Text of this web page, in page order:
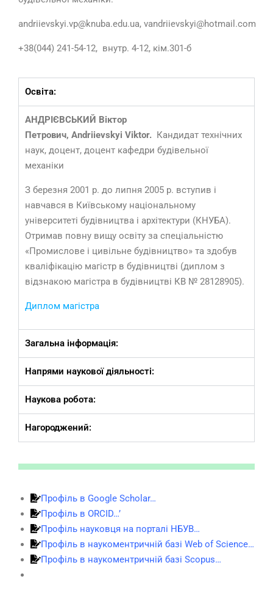
andriievskyi.vp@knuba.edu.ua, vandriievskyi@hotmail.com
+38(044) 241-54-12, внутр. 4-12, кім.301-б
Освіта:
АНДРІЄВСЬКИЙ Віктор
Петрович, Andriievskyi Viktor. Кандидат технічних
наук, доцент, доцент кафедри будівельної
механіки
З березня 2001 р. до липня 2005 р. вступив і
навчався в Київському національному
університеті будівництва і архітектури (КНУБА).
Отримав повну вищу освіту за спеціальністю
«Промислове і цивільне будівництво» та здобув
кваліфікацію магістр в будівництві (диплом з
відзнакою магістра в будівництві КВ № 28128905).
Диплом магістра
Загальна інформація:
Напрями наукової діяльності:
Наукова робота:
Нагороджений:
Профіль в Google Scholar…
Профіль в ORCID…’
Профіль науковця на порталі НБУВ…
Профіль в наукоментричній базі Web of Science…
Профіль в наукоментричній базі Scopus…